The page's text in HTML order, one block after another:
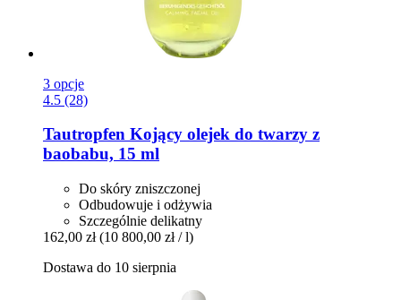
3 opcje
4.5 (28)
Tautropfen Kojący olejek do twarzy z
baobabu, 15 ml
Do skóry zniszczonej
Odbudowuje i odżywia
Szczególnie delikatny
162,00 zł (10 800,00 zł / l)
Dostawa do 10 sierpnia